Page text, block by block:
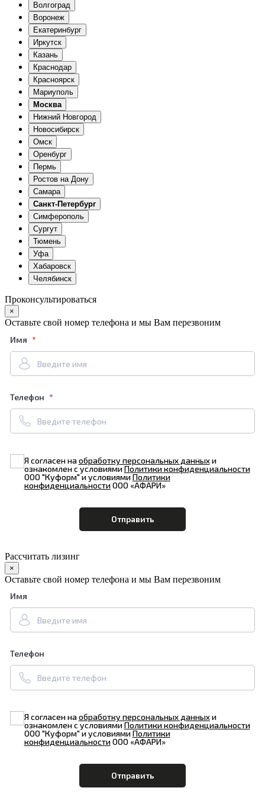
Волгоград
Воронеж
Екатеринбург
Иркутск
Казань
Краснодар
Красноярск
Мариуполь
Москва
Нижний Новгород
Новосибирск
Омск
Оренбург
Пермь
Ростов на Дону
Самара
Санкт-Петербург
Симферополь
Сургут
Тюмень
Уфа
Хабаровск
Челябинск
Проконсультироваться
×
Оставьте свой номер телефона и мы Вам перезвоним
Имя
Телефон
Я согласен наобработку персональных данныхи
ознакомлен с условиямиПолитики конфиденциальности
ООО "Куформ" и условиямиПолитики
конфиденциальностиООО «АФАРИ»
Рассчитать лизинг
×
Оставьте свой номер телефона и мы Вам перезвоним
Имя
Телефон
Я согласен наобработку персональных данныхи
ознакомлен с условиямиПолитики конфиденциальности
ООО "Куформ" и условиямиПолитики
конфиденциальностиООО «АФАРИ»